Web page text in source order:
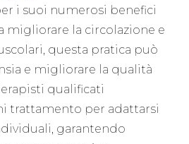
i suoi numerosi benefici
migliorare la circolazione e
questa pratica può
e migliorare la qualità
qualificati
trattamento per adattarsi
garantendo